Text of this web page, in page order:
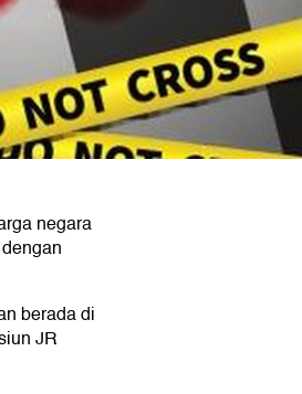
negara
berada di
JR